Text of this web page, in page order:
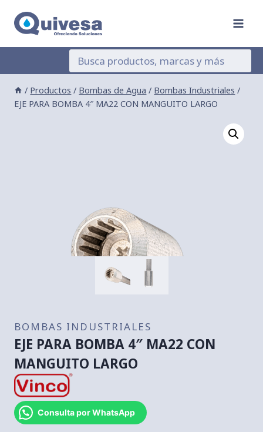
contenido
/ Productos / Bombas de Agua / Bombas Industriales /
EJE PARA BOMBA 4″ MA22 CON MANGUITO LARGO
BOMBAS INDUSTRIALES
EJE PARA BOMBA 4″ MA22 CON
MANGUITO LARGO
Consulta por WhatsApp